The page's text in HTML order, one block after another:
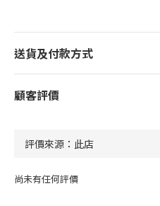
送貨及付款方式
顧客評價
尚未有任何評價